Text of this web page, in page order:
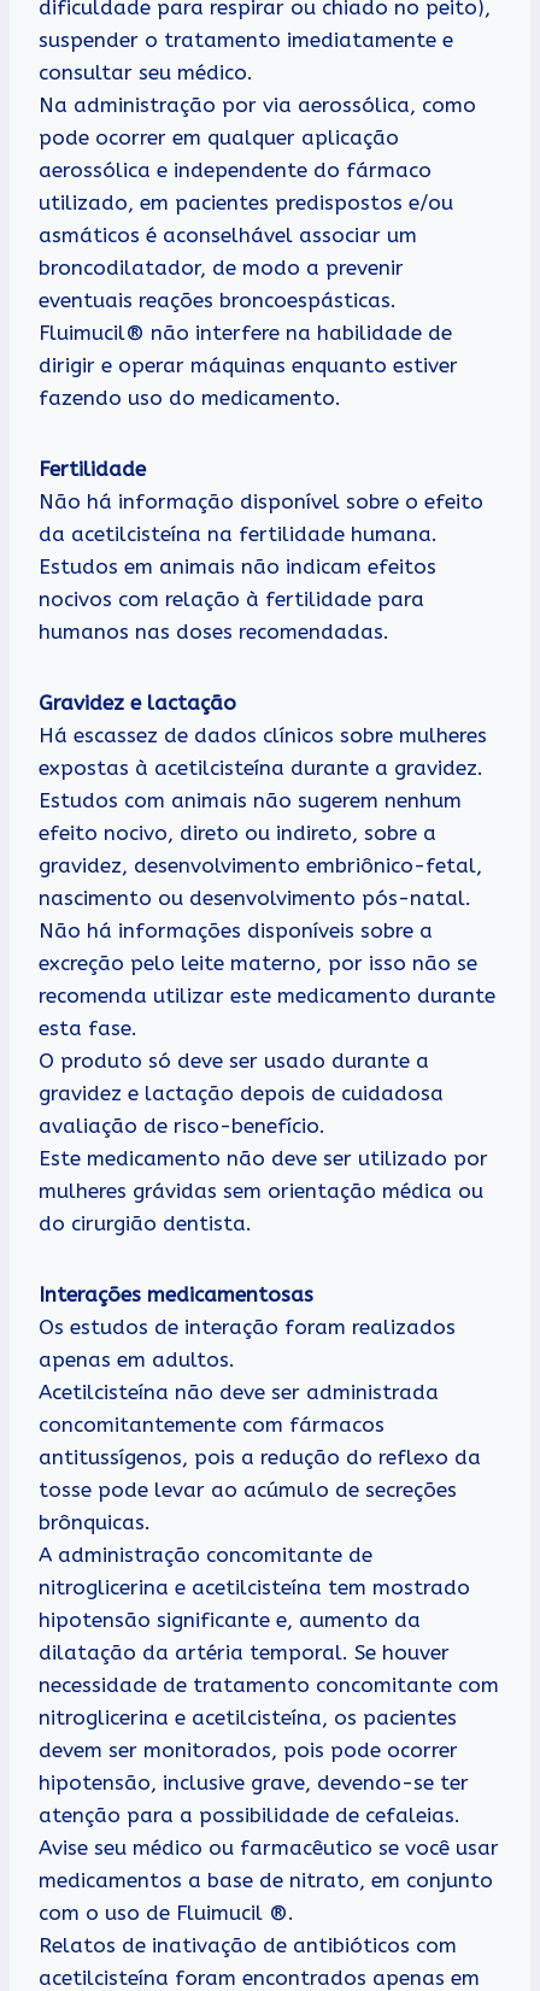
dificuldade para respirar ou chiado no peito),
suspender o tratamento imediatamente e
consultar seu médico.
Na administração por via aerossólica, como
pode ocorrer em qualquer aplicação
aerossólica e independente do fármaco
utilizado, em pacientes predispostos e/ou
asmáticos é aconselhável associar um
broncodilatador, de modo a prevenir
eventuais reações broncoespásticas.
Fluimucil® não interfere na habilidade de
dirigir e operar máquinas enquanto estiver
fazendo uso do medicamento.
Fertilidade
Não há informação disponível sobre o efeito
da acetilcisteína na fertilidade humana.
Estudos em animais não indicam efeitos
nocivos com relação à fertilidade para
humanos nas doses recomendadas.
Gravidez e lactação
Há escassez de dados clínicos sobre mulheres
expostas à acetilcisteína durante a gravidez.
Estudos com animais não sugerem nenhum
efeito nocivo, direto ou indireto, sobre a
gravidez, desenvolvimento embriônico-fetal,
nascimento ou desenvolvimento pós-natal.
Não há informações disponíveis sobre a
excreção pelo leite materno, por isso não se
recomenda utilizar este medicamento durante
esta fase.
O produto só deve ser usado durante a
gravidez e lactação depois de cuidadosa
avaliação de risco-benefício.
Este medicamento não deve ser utilizado por
mulheres grávidas sem orientação médica ou
do cirurgião dentista.
Interações medicamentosas
Os estudos de interação foram realizados
apenas em adultos.
Acetilcisteína não deve ser administrada
concomitantemente com fármacos
antitussígenos, pois a redução do reflexo da
tosse pode levar ao acúmulo de secreções
brônquicas.
A administração concomitante de
nitroglicerina e acetilcisteína tem mostrado
hipotensão significante e, aumento da
dilatação da artéria temporal. Se houver
necessidade de tratamento concomitante com
nitroglicerina e acetilcisteína, os pacientes
devem ser monitorados, pois pode ocorrer
hipotensão, inclusive grave, devendo-se ter
atenção para a possibilidade de cefaleias.
Avise seu médico ou farmacêutico se você usar
medicamentos a base de nitrato, em conjunto
com o uso de Fluimucil ®.
Relatos de inativação de antibióticos com
acetilcisteína foram encontrados apenas em